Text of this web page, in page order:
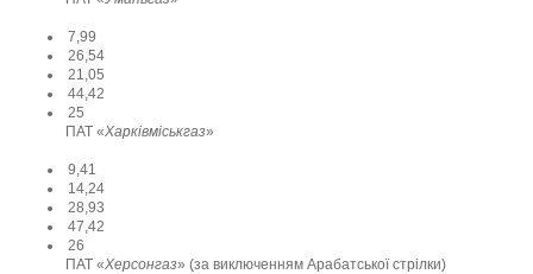
7,99
26,54
21,05
44,42
25
ПАТ «Харківміськгаз»
9,41
14,24
28,93
47,42
26
ПАТ «Херсонгаз» (за виключенням Арабатської стрілки)